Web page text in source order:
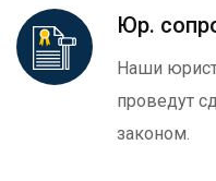
Юр.
Наши
проведут
законом.